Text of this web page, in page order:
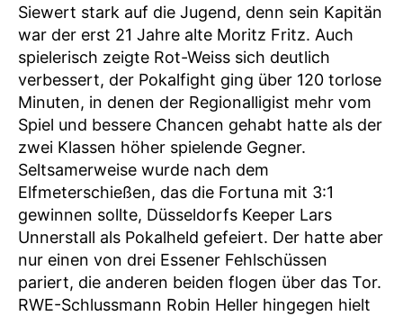
Siewert stark auf die Jugend, denn sein Kapitän
war der erst 21 Jahre alte Moritz Fritz. Auch
spielerisch zeigte Rot-Weiss sich deutlich
verbessert, der Pokalfight ging über 120 torlose
Minuten, in denen der Regionalligist mehr vom
Spiel und bessere Chancen gehabt hatte als der
zwei Klassen höher spielende Gegner.
Seltsamerweise wurde nach dem
Elfmeterschießen, das die Fortuna mit 3:1
gewinnen sollte, Düsseldorfs Keeper Lars
Unnerstall als Pokalheld gefeiert. Der hatte aber
nur einen von drei Essener Fehlschüssen
pariert, die anderen beiden flogen über das Tor.
RWE-Schlussmann Robin Heller hingegen hielt